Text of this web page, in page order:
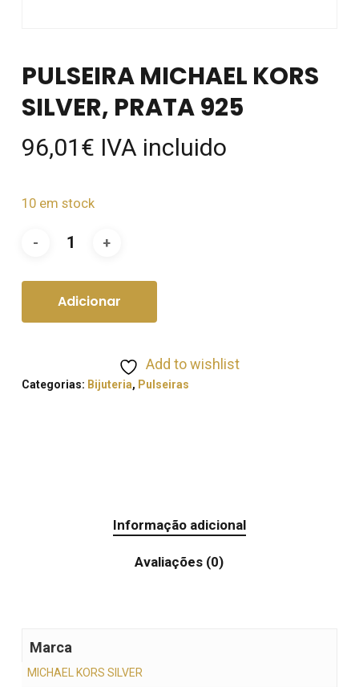
PULSEIRA MICHAEL KORS
SILVER, PRATA 925
96,01 € IVA incluido
10 em stock
Adicionar
Add to wishlist
Categorias: Bijuteria, Pulseiras
Informação adicional
Avaliações (0)
Marca
MICHAEL KORS SILVER